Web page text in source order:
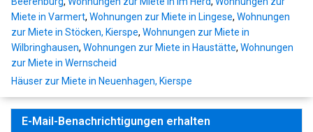
Miete in Varmert, Wohnungen zur Miete in Lingese, Wohnungen
zur Miete in Stöcken, Kierspe, Wohnungen zur Miete in
Wilbringhausen, Wohnungen zur Miete in Haustätte, Wohnungen
zur Miete in Wernscheid
Häuser zur Miete in Neuenhagen, Kierspe
E-Mail-Benachrichtigungen erhalten